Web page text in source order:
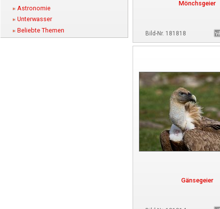
Astronomie
Unterwasser
Beliebte Themen
Mönchsgeier
Bild-Nr. 181818
Gänsegeier